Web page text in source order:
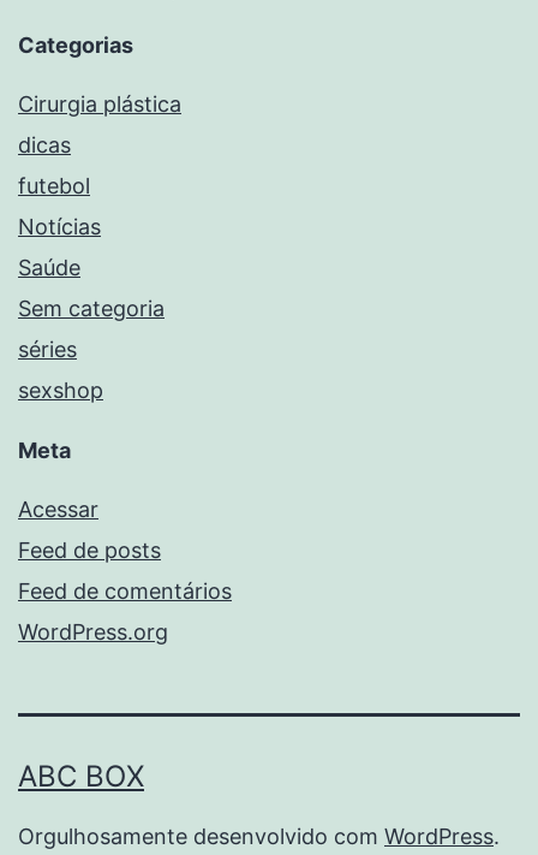
Categorias
Cirurgia plástica
dicas
futebol
Notícias
Saúde
Sem categoria
séries
sexshop
Meta
Acessar
Feed de posts
Feed de comentários
WordPress.org
ABC BOX
Orgulhosamente desenvolvido com WordPress.